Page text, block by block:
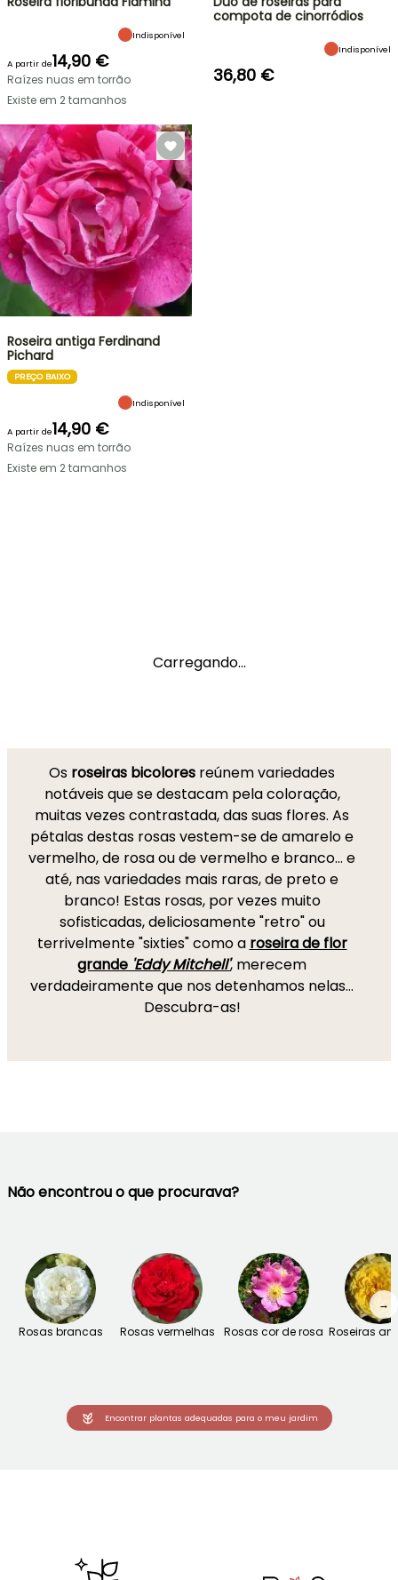
Indisponível
A partir de14,90 €
Raízes nuas em torrão
Existe em 2 tamanhos
compota de cinorródios
Indisponível
36,80 €
Roseira antiga Ferdinand
Pichard
PREÇO BAIXO
Indisponível
A partir de14,90 €
Raízes nuas em torrão
Existe em 2 tamanhos
Carregando...
Os roseiras bicolores reúnem variedades
notáveis que se destacam pela coloração,
muitas vezes contrastada, das suas flores. As
pétalas destas rosas vestem-se de amarelo e
vermelho, de rosa ou de vermelho e branco… e
até, nas variedades mais raras, de preto e
branco! Estas rosas, por vezes muito
sofisticadas, deliciosamente "retro" ou
terrivelmente "sixties" como a roseira de flor
grande 'Eddy Mitchell', merecem
verdadeiramente que nos detenhamos nelas…
Descubra-as!
Não encontrou o que procurava?
Rosas brancas Rosas vermelhas Rosas cor de rosa Roseiras
→
Encontrar plantas adequadas para o meu jardim